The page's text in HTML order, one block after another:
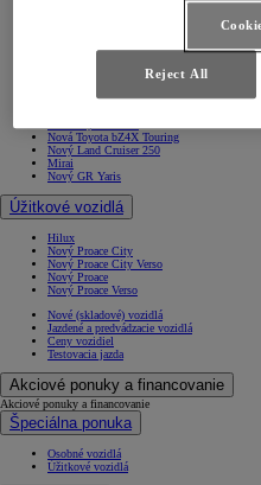
Nová Camry
Nová Toyota bZ4X Touring
Nový Land Cruiser 250
Mirai
Nový GR Yaris
Úžitkové vozidlá
Hilux
Nový Proace City
Nový Proace City Verso
Nový Proace
Nový Proace Verso
Nové (skladové) vozidlá
Jazdené a predvádzacie vozidlá
Ceny vozidiel
Testovacia jazda
Akciové ponuky a financovanie
Akciové ponuky a financovanie
Špeciálna ponuka
Osobné vozidlá
Úžitkové vozidlá
Reject All